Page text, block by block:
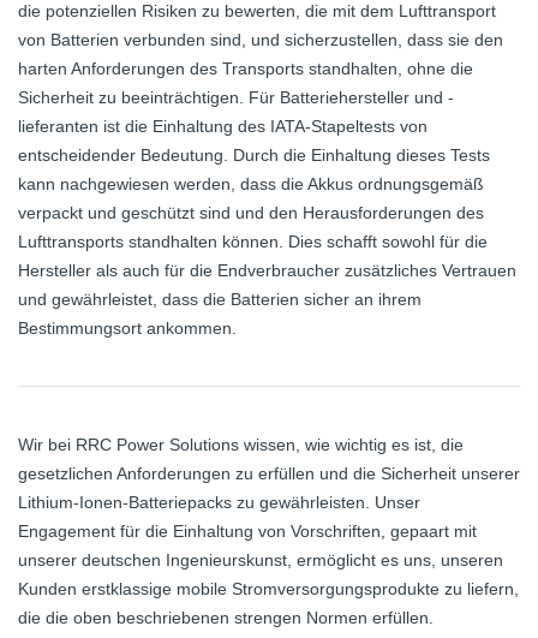
die potenziellen Risiken zu bewerten, die mit dem Lufttransport
von Batterien verbunden sind, und sicherzustellen, dass sie den
harten Anforderungen des Transports standhalten, ohne die
Sicherheit zu beeinträchtigen. Für Batteriehersteller und -
lieferanten ist die Einhaltung des IATA-Stapeltests von
entscheidender Bedeutung. Durch die Einhaltung dieses Tests
kann nachgewiesen werden, dass die Akkus ordnungsgemäß
verpackt und geschützt sind und den Herausforderungen des
Lufttransports standhalten können. Dies schafft sowohl für die
Hersteller als auch für die Endverbraucher zusätzliches Vertrauen
und gewährleistet, dass die Batterien sicher an ihrem
Bestimmungsort ankommen.
Wir bei RRC Power Solutions wissen, wie wichtig es ist, die
gesetzlichen Anforderungen zu erfüllen und die Sicherheit unserer
Lithium-Ionen-Batteriepacks zu gewährleisten. Unser
Engagement für die Einhaltung von Vorschriften, gepaart mit
unserer deutschen Ingenieurskunst, ermöglicht es uns, unseren
Kunden erstklassige mobile Stromversorgungsprodukte zu liefern,
die die oben beschriebenen strengen Normen erfüllen.